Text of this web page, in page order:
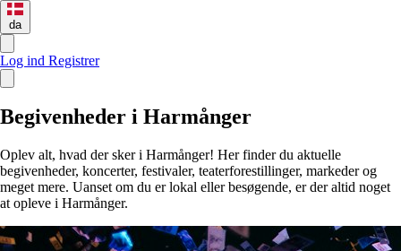
da
Log ind Registrer
Begivenheder i Harmånger
Oplev alt, hvad der sker i Harmånger! Her finder du aktuelle
begivenheder, koncerter, festivaler, teaterforestillinger, markeder og
meget mere. Uanset om du er lokal eller besøgende, er der altid noget
at opleve i Harmånger.